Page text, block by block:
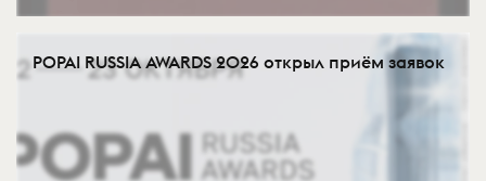
POPAI RUSSIA AWARDS 2026 открыл приём заявок